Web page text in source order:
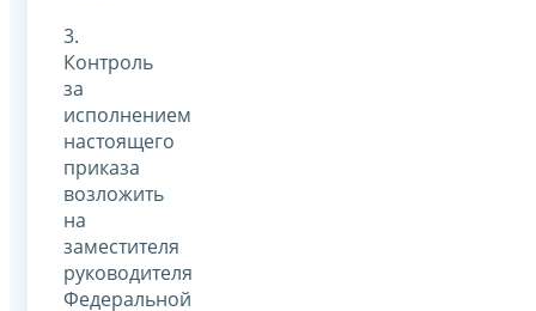
3.
Контроль
за
исполнением
настоящего
приказа
возложить
на
заместителя
руководителя
Федеральной